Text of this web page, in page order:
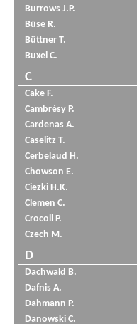
Burrows J.P.
Büse R.
Büttner T.
Buxel C.
C
Cake F.
Cambrésy P.
Cardenas A.
Caselitz T.
Cerbelaud H.
Chowson E.
Ciezki H.K.
Clemen C.
Crocoll P.
Czech M.
D
Dachwald B.
Dafnis A.
Dahmann P.
Danowski C.